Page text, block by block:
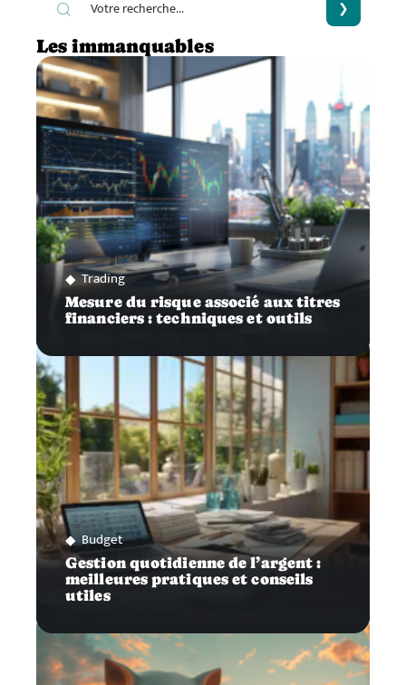
Les immanquables
Trading
Mesure du risque associé aux titres
financiers : techniques et outils
Budget
Gestion quotidienne de l’argent :
meilleures pratiques et conseils
utiles